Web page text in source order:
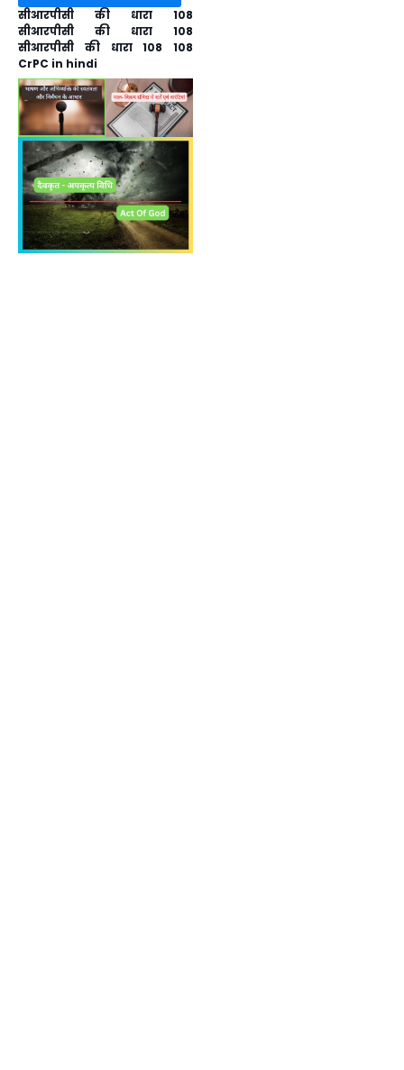
सीआरपीसी की धारा 108
सीआरपीसी की धारा 108
सीआरपीसी की धारा 108 108
CrPC in hindi